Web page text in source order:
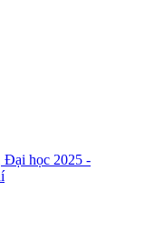
học 2025 -